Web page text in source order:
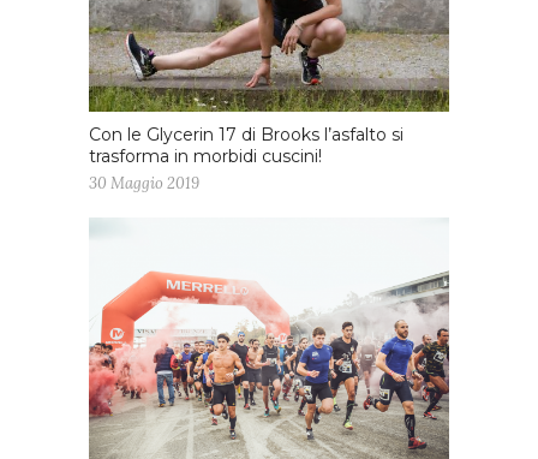
Con le Glycerin 17 di Brooks l’asfalto si
trasforma in morbidi cuscini!
30 Maggio 2019